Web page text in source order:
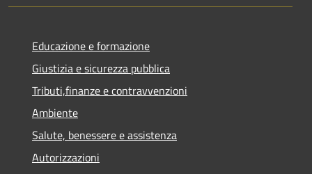
Educazione e formazione
Giustizia e sicurezza pubblica
Tributi,finanze e contravvenzioni
Ambiente
Salute, benessere e assistenza
Autorizzazioni